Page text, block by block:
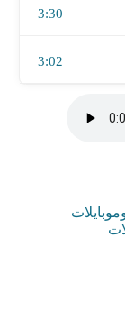
3:30
3:02